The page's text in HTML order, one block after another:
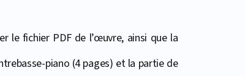
le fichier PDF de l’œuvre, ainsi que la
piano (4 pages) et la partie de